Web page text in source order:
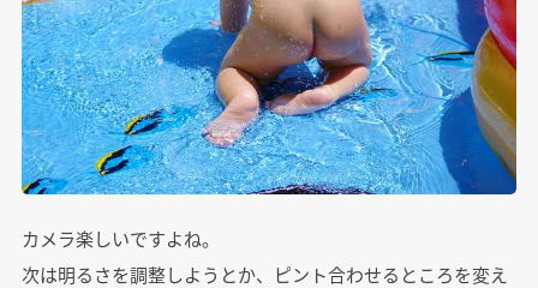
カメラ楽しいですよね。
次は明るさを調整しようとか、ピント合わせるところを変え